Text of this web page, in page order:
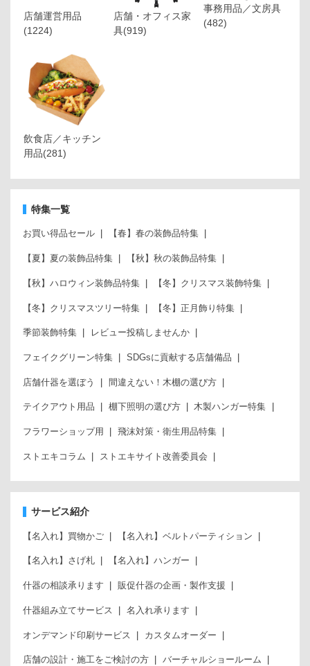
店舗運営用品
(1224)
店舗・オフィス家
具(919)
事務用品／文房具
(482)
飲食店／キッチン
用品(281)
特集一覧
お買い得品セール 【春】春の装飾品特集
【夏】夏の装飾品特集 【秋】秋の装飾品特集
【秋】ハロウィン装飾品特集 【冬】クリスマス装飾特集
【冬】クリスマスツリー特集 【冬】正月飾り特集
季節装飾特集 レビュー投稿しませんか
フェイクグリーン特集 SDGsに貢献する店舗備品
店舗什器を選ぼう 間違えない！木棚の選び方
テイクアウト用品 棚下照明の選び方 木製ハンガー特集
フラワーショップ用 飛沫対策・衛生用品特集
ストエキコラム ストエキサイト改善委員会
サービス紹介
【名入れ】買物かご 【名入れ】ベルトパーティション
【名入れ】さげ札 【名入れ】ハンガー
什器の相談承ります 販促什器の企画・製作支援
什器組み立てサービス 名入れ承ります
オンデマンド印刷サービス カスタムオーダー
店舗の設計・施工をご検討の方 バーチャルショールーム